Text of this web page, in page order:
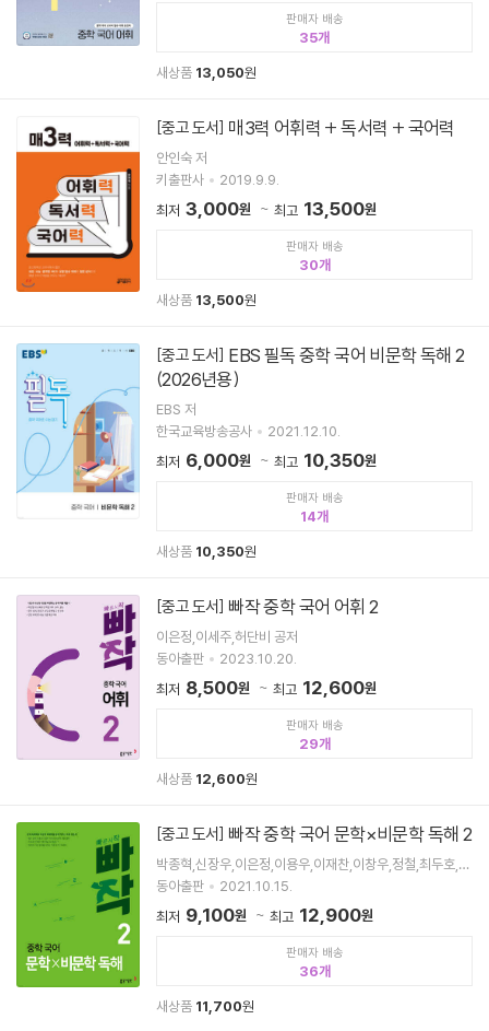
판매자 배송
35
새상품 13,050원
[중고 도서] 매3력 어휘력 + 독서력 + 국어력
안인숙 저
키출판사
2019.9.9.
최저 3,000원 최고 13,500원
판매자 배송
30
새상품 13,500원
[중고 도서]
(2026년용)
EBS 저
한국교육방송공사
2021.12.10.
최저 6,000원 최고 10,350원
판매자 배송
14
새상품 10,350원
[중고 도서] 빠작 중학 국어 어휘 2
이은정,이세주,허단비 공저
동아출판
2023.10.20.
최저 8,500원 최고 12,600원
판매자 배송
29
새상품 12,600원
[중고 도서] 빠작 중학 국어 문학×비문학 독해 2
박종혁,신장우,이은정,이용우,이재찬,이창우,정철,최두호,최
수경,허단비 공저
동아출판
2021.10.15.
최저 9,100원 최고 12,900원
판매자 배송
36
새상품 11,700원